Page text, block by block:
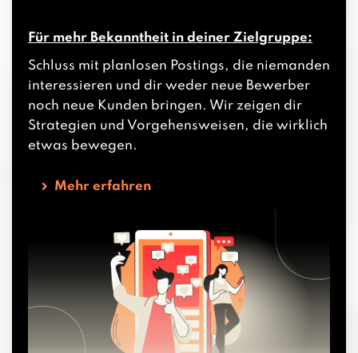
Für mehr Bekanntheit in deiner Zielgruppe:
Schluss mit planlosen Postings, die niemanden
interessieren und dir weder neue Bewerber
noch neue Kunden bringen. Wir zeigen dir
Strategien und Vorgehensweisen, die wirklich
etwas bewegen.
Mehr erfahren